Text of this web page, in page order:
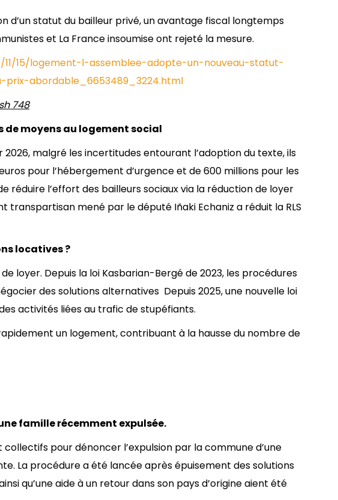
d’un statut du bailleur privé, un avantage fiscal longtemps
et La France insoumise ont rejeté la mesure.
15/logement-l-assemblee-adopte-un-nouveau-statut-
abordable_6653489_3224.html
748
de moyens au logement social
malgré les incertitudes entourant l’adoption du texte, ils
pour l’hébergement d’urgence et de 600 millions pour les
réduire l’effort des bailleurs sociaux via la réduction de loyer
transpartisan mené par le député Iñaki Echaniz a réduit la RLS
expulsions locatives ?
loyer. Depuis la loi Kasbarian-Bergé de 2023, les procédures
des solutions alternatives Depuis 2025, une nouvelle loi
activités liées au trafic de stupéfiants.
un logement, contribuant à la hausse du nombre de
famille récemment expulsée.
pour dénoncer l’expulsion par la commune d’une
La procédure a été lancée après épuisement des solutions
qu’une aide à un retour dans son pays d’origine aient été